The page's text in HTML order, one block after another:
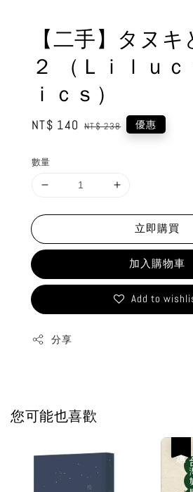
【二手】タヌ
２ （Ｌｉｌｕ
ｉｃｓ）
Sale
NT$ 140 Regular
NT$ 238 優惠
數量
立即購買
加入購物車
Add to
分享
您可能也喜歡